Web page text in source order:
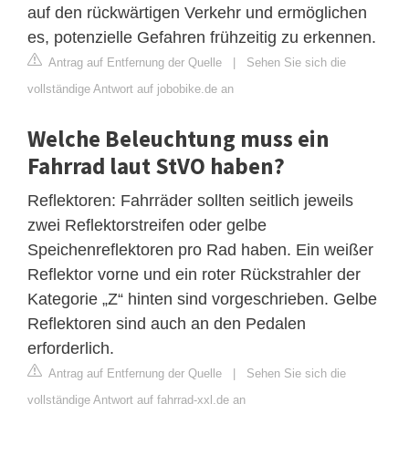
auf den rückwärtigen Verkehr und ermöglichen
es, potenzielle Gefahren frühzeitig zu erkennen.
Antrag auf Entfernung der Quelle | Sehen Sie sich die
vollständige Antwort auf jobobike.de an
Welche Beleuchtung muss ein
Fahrrad laut StVO haben?
Reflektoren: Fahrräder sollten seitlich jeweils
zwei Reflektorstreifen oder gelbe
Speichenreflektoren pro Rad haben. Ein weißer
Reflektor vorne und ein roter Rückstrahler der
Kategorie „Z“ hinten sind vorgeschrieben. Gelbe
Reflektoren sind auch an den Pedalen
erforderlich.
Antrag auf Entfernung der Quelle | Sehen Sie sich die
vollständige Antwort auf fahrrad-xxl.de an